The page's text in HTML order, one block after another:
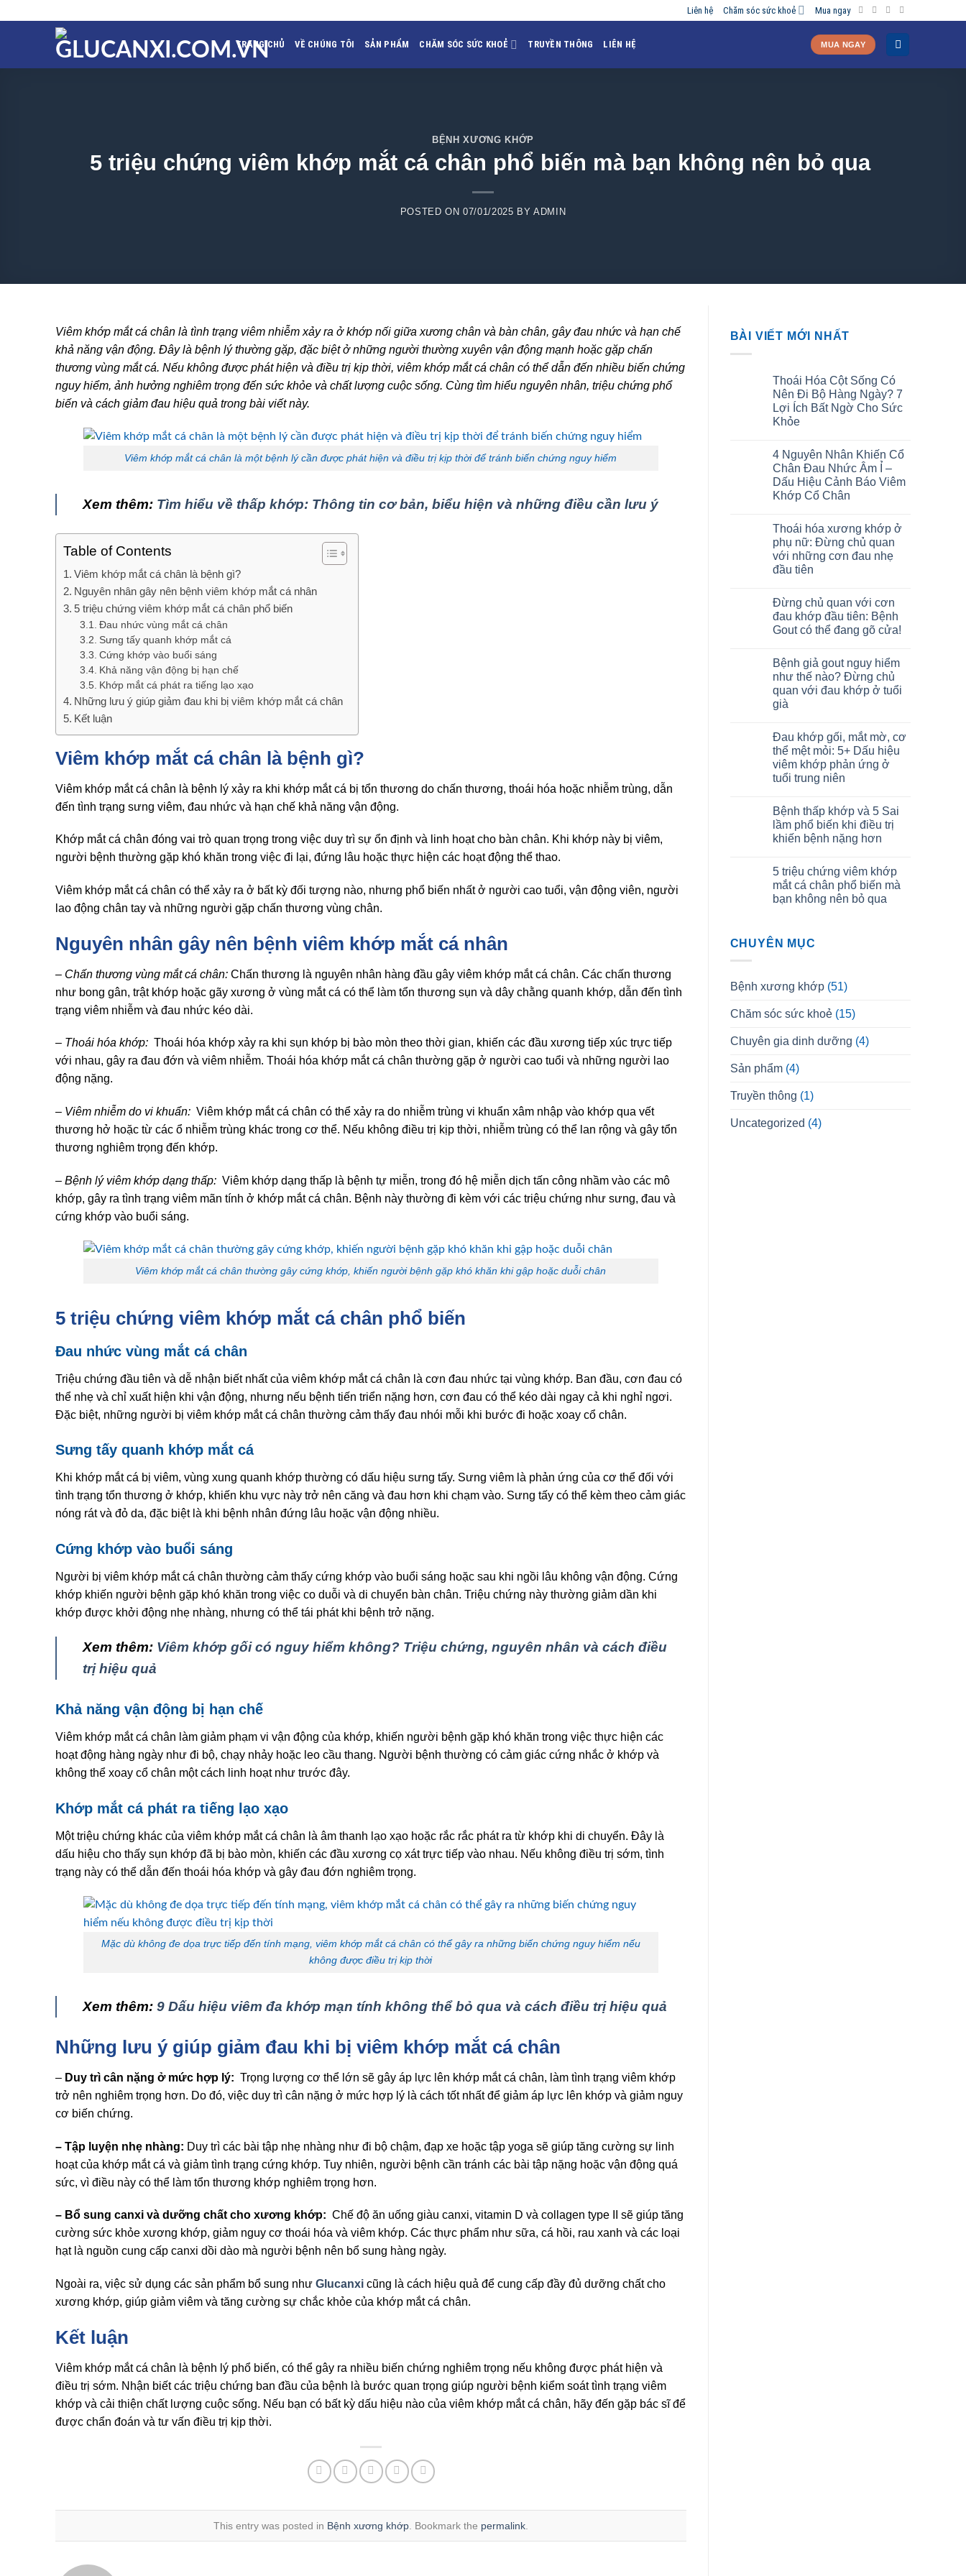
Liên hệ Chăm sóc sức khoẻ Mua ngay
TRANG CHỦ VỀ CHÚNG TÔI SẢN PHẨM CHĂM SÓC SỨC KHOẺ TRUYỀN THÔNG LIÊN HỆ MUA NGAY
BỆNH XƯƠNG KHỚP
5 triệu chứng viêm khớp mắt cá chân phổ biến mà bạn không nên bỏ qua
POSTED ON07/01/2025 BYADMIN
Viêm khớp mắt cá chân là tình trạng viêm nhiễm xảy ra ở khớp nối giữa xương chân và bàn chân, gây đau nhức và hạn chế
khả năng vận động. Đây là bệnh lý thường gặp, đặc biệt ở những người thường xuyên vận động mạnh hoặc gặp chấn
thương vùng mắt cá. Nếu không được phát hiện và điều trị kịp thời, viêm khớp mắt cá chân có thể dẫn đến nhiều biến chứng
nguy hiểm, ảnh hưởng nghiêm trọng đến sức khỏe và chất lượng cuộc sống. Cùng tìm hiểu nguyên nhân, triệu chứng phổ
biến và cách giảm đau hiệu quả trong bài viết này.
Viêm khớp mắt cá chân là một bệnh lý cần được phát hiện và điều trị kịp thời để tránh biến chứng nguy hiểm
Xem thêm: Tìm hiểu về thấp khớp: Thông tin cơ bản, biểu hiện và những điều cần lưu ý
Table of Contents
Viêm khớp mắt cá chân là bệnh gì?
Nguyên nhân gây nên bệnh viêm khớp mắt cá nhân
5 triệu chứng viêm khớp mắt cá chân phổ biến
Đau nhức vùng mắt cá chân
Sưng tấy quanh khớp mắt cá
Cứng khớp vào buổi sáng
Khả năng vận động bị hạn chế
Khớp mắt cá phát ra tiếng lạo xạo
Những lưu ý giúp giảm đau khi bị viêm khớp mắt cá chân
Kết luận
Viêm khớp mắt cá chân là bệnh gì?
Viêm khớp mắt cá chân là bệnh lý xảy ra khi khớp mắt cá bị tổn thương do chấn thương, thoái hóa hoặc nhiễm trùng, dẫn
đến tình trạng sưng viêm, đau nhức và hạn chế khả năng vận động.
Khớp mắt cá chân đóng vai trò quan trọng trong việc duy trì sự ổn định và linh hoạt cho bàn chân. Khi khớp này bị viêm,
người bệnh thường gặp khó khăn trong việc đi lại, đứng lâu hoặc thực hiện các hoạt động thể thao.
Viêm khớp mắt cá chân có thể xảy ra ở bất kỳ đối tượng nào, nhưng phổ biến nhất ở người cao tuổi, vận động viên, người
lao động chân tay và những người gặp chấn thương vùng chân.
Nguyên nhân gây nên bệnh viêm khớp mắt cá nhân
– Chấn thương vùng mắt cá chân: Chấn thương là nguyên nhân hàng đầu gây viêm khớp mắt cá chân. Các chấn thương
như bong gân, trật khớp hoặc gãy xương ở vùng mắt cá có thể làm tổn thương sụn và dây chằng quanh khớp, dẫn đến tình
trạng viêm nhiễm và đau nhức kéo dài.
– Thoái hóa khớp: Thoái hóa khớp xảy ra khi sụn khớp bị bào mòn theo thời gian, khiến các đầu xương tiếp xúc trực tiếp
với nhau, gây ra đau đớn và viêm nhiễm. Thoái hóa khớp mắt cá chân thường gặp ở người cao tuổi và những người lao
động nặng.
– Viêm nhiễm do vi khuẩn: Viêm khớp mắt cá chân có thể xảy ra do nhiễm trùng vi khuẩn xâm nhập vào khớp qua vết
thương hở hoặc từ các ổ nhiễm trùng khác trong cơ thể. Nếu không điều trị kịp thời, nhiễm trùng có thể lan rộng và gây tổn
thương nghiêm trọng đến khớp.
– Bệnh lý viêm khớp dạng thấp: Viêm khớp dạng thấp là bệnh tự miễn, trong đó hệ miễn dịch tấn công nhầm vào các mô
khớp, gây ra tình trạng viêm mãn tính ở khớp mắt cá chân. Bệnh này thường đi kèm với các triệu chứng như sưng, đau và
cứng khớp vào buổi sáng.
Viêm khớp mắt cá chân thường gây cứng khớp, khiến người bệnh gặp khó khăn khi gập hoặc duỗi chân
5 triệu chứng viêm khớp mắt cá chân phổ biến
Đau nhức vùng mắt cá chân
Triệu chứng đầu tiên và dễ nhận biết nhất của viêm khớp mắt cá chân là cơn đau nhức tại vùng khớp. Ban đầu, cơn đau có
thể nhẹ và chỉ xuất hiện khi vận động, nhưng nếu bệnh tiến triển nặng hơn, cơn đau có thể kéo dài ngay cả khi nghỉ ngơi.
Đặc biệt, những người bị viêm khớp mắt cá chân thường cảm thấy đau nhói mỗi khi bước đi hoặc xoay cổ chân.
Sưng tấy quanh khớp mắt cá
Khi khớp mắt cá bị viêm, vùng xung quanh khớp thường có dấu hiệu sưng tấy. Sưng viêm là phản ứng của cơ thể đối với
tình trạng tổn thương ở khớp, khiến khu vực này trở nên căng và đau hơn khi chạm vào. Sưng tấy có thể kèm theo cảm giác
nóng rát và đỏ da, đặc biệt là khi bệnh nhân đứng lâu hoặc vận động nhiều.
Cứng khớp vào buổi sáng
Người bị viêm khớp mắt cá chân thường cảm thấy cứng khớp vào buổi sáng hoặc sau khi ngồi lâu không vận động. Cứng
khớp khiến người bệnh gặp khó khăn trong việc co duỗi và di chuyển bàn chân. Triệu chứng này thường giảm dần khi
khớp được khởi động nhẹ nhàng, nhưng có thể tái phát khi bệnh trở nặng.
Xem thêm: Viêm khớp gối có nguy hiểm không? Triệu chứng, nguyên nhân và cách điều
trị hiệu quả
Khả năng vận động bị hạn chế
Viêm khớp mắt cá chân làm giảm phạm vi vận động của khớp, khiến người bệnh gặp khó khăn trong việc thực hiện các
hoạt động hàng ngày như đi bộ, chạy nhảy hoặc leo cầu thang. Người bệnh thường có cảm giác cứng nhắc ở khớp và
không thể xoay cổ chân một cách linh hoạt như trước đây.
Khớp mắt cá phát ra tiếng lạo xạo
Một triệu chứng khác của viêm khớp mắt cá chân là âm thanh lạo xạo hoặc rắc rắc phát ra từ khớp khi di chuyển. Đây là
dấu hiệu cho thấy sụn khớp đã bị bào mòn, khiến các đầu xương cọ xát trực tiếp vào nhau. Nếu không điều trị sớm, tình
trạng này có thể dẫn đến thoái hóa khớp và gây đau đớn nghiêm trọng.
Mặc dù không đe dọa trực tiếp đến tính mạng, viêm khớp mắt cá chân có thể gây ra những biến chứng nguy hiểm nếu
không được điều trị kịp thời
Xem thêm: 9 Dấu hiệu viêm đa khớp mạn tính không thể bỏ qua và cách điều trị hiệu quả
Những lưu ý giúp giảm đau khi bị viêm khớp mắt cá chân
– Duy trì cân nặng ở mức hợp lý: Trọng lượng cơ thể lớn sẽ gây áp lực lên khớp mắt cá chân, làm tình trạng viêm khớp
trở nên nghiêm trọng hơn. Do đó, việc duy trì cân nặng ở mức hợp lý là cách tốt nhất để giảm áp lực lên khớp và giảm nguy
cơ biến chứng.
– Tập luyện nhẹ nhàng: Duy trì các bài tập nhẹ nhàng như đi bộ chậm, đạp xe hoặc tập yoga sẽ giúp tăng cường sự linh
hoạt của khớp mắt cá và giảm tình trạng cứng khớp. Tuy nhiên, người bệnh cần tránh các bài tập nặng hoặc vận động quá
sức, vì điều này có thể làm tổn thương khớp nghiêm trọng hơn.
– Bổ sung canxi và dưỡng chất cho xương khớp: Chế độ ăn uống giàu canxi, vitamin D và collagen type II sẽ giúp tăng
cường sức khỏe xương khớp, giảm nguy cơ thoái hóa và viêm khớp. Các thực phẩm như sữa, cá hồi, rau xanh và các loại
hạt là nguồn cung cấp canxi dồi dào mà người bệnh nên bổ sung hàng ngày.
Ngoài ra, việc sử dụng các sản phẩm bổ sung như Glucanxi cũng là cách hiệu quả để cung cấp đầy đủ dưỡng chất cho
xương khớp, giúp giảm viêm và tăng cường sự chắc khỏe của khớp mắt cá chân.
Kết luận
Viêm khớp mắt cá chân là bệnh lý phổ biến, có thể gây ra nhiều biến chứng nghiêm trọng nếu không được phát hiện và
điều trị sớm. Nhận biết các triệu chứng ban đầu của bệnh là bước quan trọng giúp người bệnh kiểm soát tình trạng viêm
khớp và cải thiện chất lượng cuộc sống. Nếu bạn có bất kỳ dấu hiệu nào của viêm khớp mắt cá chân, hãy đến gặp bác sĩ để
được chẩn đoán và tư vấn điều trị kịp thời.
This entry was posted in Bệnh xương khớp. Bookmark the permalink.
BÀI VIẾT MỚI NHẤT
Thoái Hóa Cột Sống Có
Nên Đi Bộ Hàng Ngày? 7
Lợi Ích Bất Ngờ Cho Sức
Khỏe
4 Nguyên Nhân Khiến Cổ
Chân Đau Nhức Âm Ỉ –
Dấu Hiệu Cảnh Báo Viêm
Khớp Cổ Chân
Thoái hóa xương khớp ở
phụ nữ: Đừng chủ quan
với những cơn đau nhẹ
đầu tiên
Đừng chủ quan với cơn
đau khớp đầu tiên: Bệnh
Gout có thể đang gõ cửa!
Bệnh giả gout nguy hiểm
như thế nào? Đừng chủ
quan với đau khớp ở tuổi
già
Đau khớp gối, mắt mờ, cơ
thể mệt mỏi: 5+ Dấu hiệu
viêm khớp phản ứng ở
tuổi trung niên
Bệnh thấp khớp và 5 Sai
lầm phổ biến khi điều trị
khiến bệnh nặng hơn
5 triệu chứng viêm khớp
mắt cá chân phổ biến mà
bạn không nên bỏ qua
CHUYÊN MỤC
Bệnh xương khớp(51)
Chăm sóc sức khoẻ(15)
Chuyên gia dinh dưỡng (4)
Sản phẩm(4)
Truyền thông (1)
Uncategorized (4)